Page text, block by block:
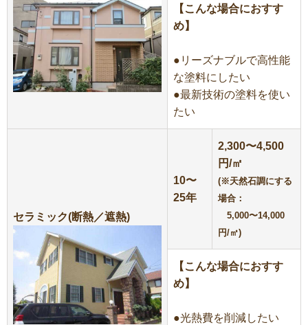
【こんな場合におすす
め】
●リーズナブルで高性能
な塗料にしたい
●最新技術の塗料を使い
たい
セラミック(断熱／遮熱)
10〜
25年
2,300〜4,500
円/㎡
(※天然石調にする
場合：
5,000〜14,000
円/㎡)
【こんな場合におすす
め】
●光熱費を削減したい